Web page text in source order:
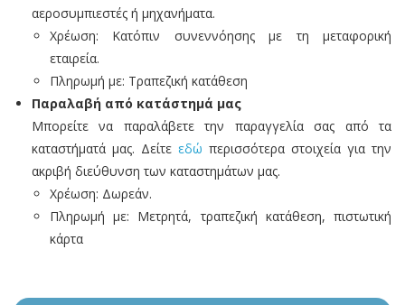
ΜΑΝΌΜΕΤΡΑ
ΚΕΝΌΜΕΤΡΑ
ΡΑΚΌΡ
ΤΑΧΥΣΎΝΔΕΣΜΟΙ
ΣΩΛΗΝΆΚΙΑ
ΔΊΚΤΥΑ
ΑΈΡΟΣ
αεροσυμπιεστές ή μηχανήματα.
Χρέωση: Κατόπιν συνεννόησης με τη μεταφορική
εταιρεία.
Πληρωμή με: Τραπεζική κατάθεση
Παραλαβή από κατάστημά μας
Μπορείτε να παραλάβετε την παραγγελία σας από τα
καταστήματά μας. Δείτε εδώ περισσότερα στοιχεία για την
ακριβή διεύθυνση των καταστημάτων μας.
Χρέωση: Δωρεάν.
Πληρωμή με: Μετρητά, τραπεζική κατάθεση, πιστωτική
κάρτα